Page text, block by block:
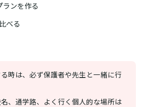
ンを作る
べる
時は、必ず保護者や先生と一緒に行
、通学路、よく行く個人的な場所は